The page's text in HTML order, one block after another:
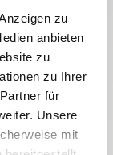
zu
anbieten
zu
zu Ihrer
für
Unsere
mit